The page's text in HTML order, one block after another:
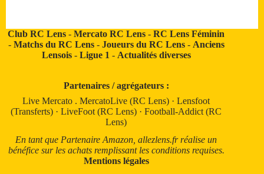
Club RC Lens -Mercato RC Lens -RC Lens Féminin
- Matchs du RC Lens- Joueurs du RC Lens- Anciens
Lensois- Ligue 1 - Actualités diverses
Partenaires / agrégateurs :
Live Mercato .MercatoLive (RC Lens) ·Lensfoot
(Transferts) ·LiveFoot (RC Lens) ·Football-Addict (RC
Lens)
En tant que Partenaire Amazon, allezlens.fr réalise un
bénéfice sur les achats remplissant les conditions requises.
Mentions légales